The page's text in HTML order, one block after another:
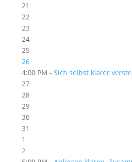
21
22
23
24
25
26
4:00 PM - Sich selbst klarer
27
28
29
30
31
1
2